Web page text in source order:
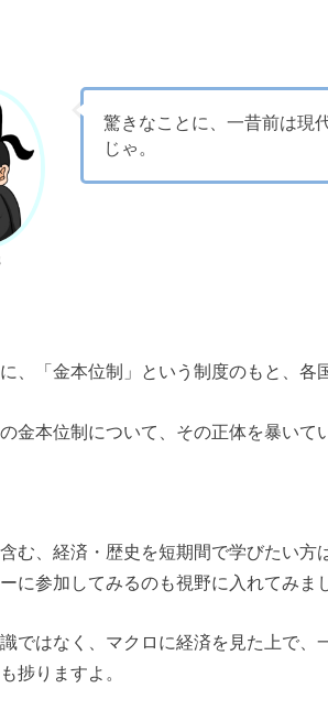
驚きなことに、一昔前は現
じゃ。
、「金本位制」という制度のもと、各
金本位制について、その正体を暴いて
む、経済・歴史を短期間で学びたい
に参加してみるのも視野に入れてみま
ではなく、マクロに経済を見た上で
捗りますよ。